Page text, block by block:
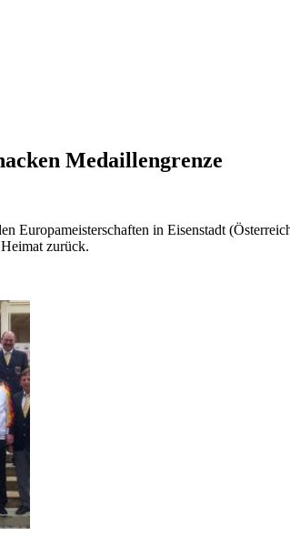
Medaillengrenze
Europameisterschaften in Eisenstadt
zurück.